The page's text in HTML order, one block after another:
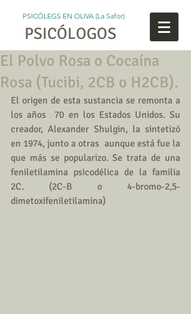
PSICÓLEGS EN OLIVA (La Safor)
PSICÓLOGOS
El Polvo Rosa o Cocaína
Rosa (Tucibi, 2CB o H2CB).
El origen de esta sustancia se remonta a
los años  70 en los Estados Unidos. Su
creador, Alexander Shulgin, la sintetizó
en 1974, junto a otras  aunque está fue la
que más se popularizo. Se trata de una
feniletilamina psicodélica de la familia
2C. (2C-B o 4-bromo-2,5-
dimetoxifeniletilamina)